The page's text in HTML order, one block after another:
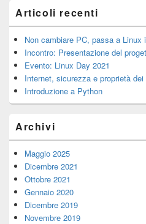
Articoli recenti
Non cambiare PC, passa a Linux
Incontro: Presentazione del
Evento: Linux Day 2021
Internet, sicurezza e proprietà dei
Introduzione a Python
Archivi
Maggio 2025
Dicembre 2021
Ottobre 2021
Gennaio 2020
Dicembre 2019
Novembre 2019